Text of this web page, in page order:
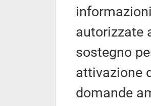
autorizzate
sostegno
attivazione
domande